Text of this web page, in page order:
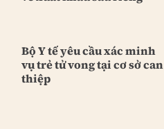
Bộ Y tế yêu cầu xác minh
vụ trẻ tử vong tại cơ sở can
thiệp